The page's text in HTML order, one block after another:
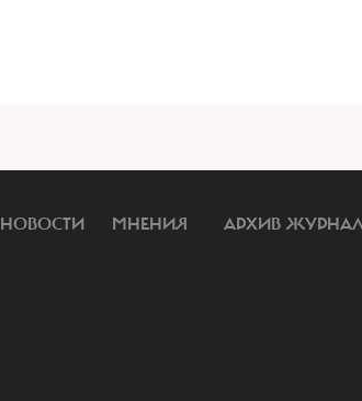
НОВОСТИ МНЕНИЯ АРХИВ